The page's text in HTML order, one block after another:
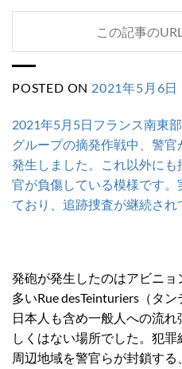
この記事の
POSTED ON 2021年5月6日
2021年5月5日フランス南東
グループの摘発作戦中、警
発生しました。これ以外に
官が負傷している模様です
ており、追跡捜査が継続され
発砲が発生したのはアビニ
多いRue desTeinturiers（タ
日本人も含め一般人への流
しくはない場所でした。犯罪
周辺地域を警官らが封鎖す